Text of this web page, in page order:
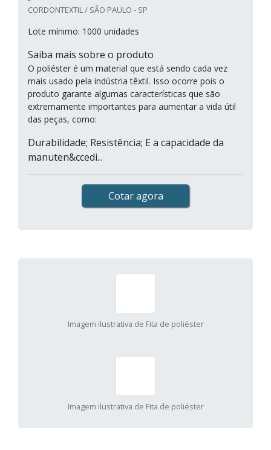
CORDONTEXTIL / SÃO PAULO - SP
Lote mínimo: 1000 unidades
Saiba mais sobre o produto
O poliéster é um material que está sendo cada vez
mais usado pela indústria têxtil. Isso ocorre pois o
produto garante algumas características que são
extremamente importantes para aumentar a vida útil
das peças, como:
Durabilidade; Resistência; E a capacidade da
manuten&ccedi...
Cotar agora
Imagem ilustrativa de Fita de poliéster
Imagem ilustrativa de Fita de poliéster